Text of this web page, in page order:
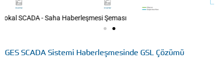
İndirici Trafo Merkezi Şeması
GES SCADA Sistemi Haberleşmesinde GSL Çözümü